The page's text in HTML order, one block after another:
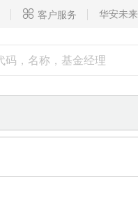
 客户服务 华安未来